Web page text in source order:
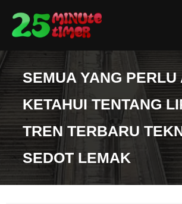
content
SEMUA YANG PERLU
KETAHUI TENTANG
TREN TERBARU
SEDOT LEMAK